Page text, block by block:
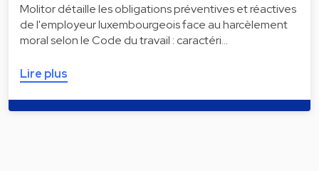
Molitor détaille les obligations préventives et réactives
de l'employeur luxembourgeois face au harcèlement
moral selon le Code du travail : caractéri…
Lire plus